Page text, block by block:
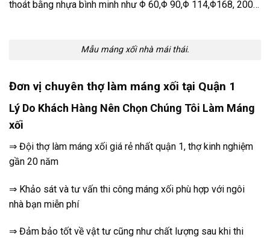
thoát bằng nhựa bình minh như Φ 60,Φ 90,Φ 114,Φ168, 200…
Mẫu máng xối nhà mái thái.
Đơn vị chuyên thợ làm máng xối tại Quận 1
Lý Do Khách Hàng Nên Chọn Chúng Tôi Làm Máng
xối
⇒ Đội thợ làm máng xối giá rẻ nhất quận 1, thợ kinh nghiệm
gần 20 năm
⇒ Khảo sát và tư vấn thi công máng xối phù hợp với ngôi
nhà bạn miễn phí
⇒ Đảm bảo tốt về vật tư cũng như chất lượng sau khi thi